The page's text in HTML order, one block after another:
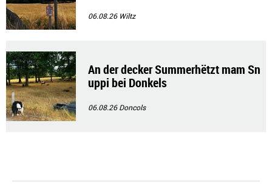
06.08.26 Wiltz
An der decker Summerhëtzt mam Sn
uppi bei Donkels
06.08.26Doncols